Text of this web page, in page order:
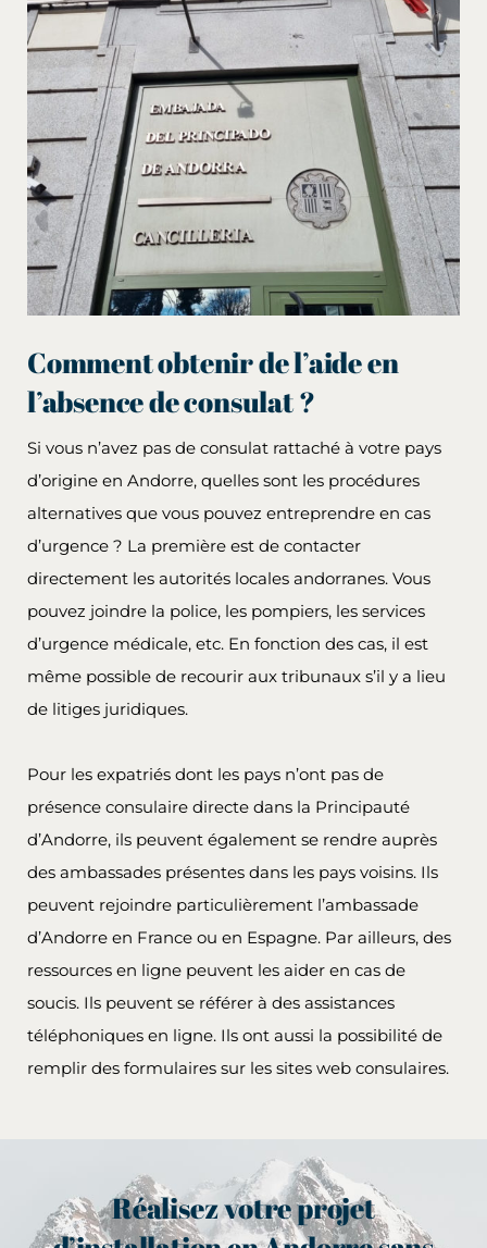
Comment obtenir de l’aide en
l’absence de consulat ?
Si vous n’avez pas de consulat rattaché à votre pays
d’origine en Andorre, quelles sont les procédures
alternatives que vous pouvez entreprendre en cas
d’urgence ? La première est de contacter
directement les autorités locales andorranes. Vous
pouvez joindre la police, les pompiers, les services
d’urgence médicale, etc. En fonction des cas, il est
même possible de recourir aux tribunaux s’il y a lieu
de litiges juridiques.
Pour les expatriés dont les pays n’ont pas de
présence consulaire directe dans la Principauté
d’Andorre, ils peuvent également se rendre auprès
des ambassades présentes dans les pays voisins. Ils
peuvent rejoindre particulièrement l’ambassade
d’Andorre en France ou en Espagne. Par ailleurs, des
ressources en ligne peuvent les aider en cas de
soucis. Ils peuvent se référer à des assistances
téléphoniques en ligne. Ils ont aussi la possibilité de
remplir des formulaires sur les sites web consulaires.
Réalisez votre projet